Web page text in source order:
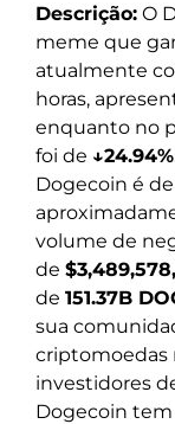
Descrição: O
meme que
atualmente
horas,
enquanto no
foi de ↓24.94%
Dogecoin é de
volume de
de
de 151.37B
sua
criptomoedas
investidores
Dogecoin tem